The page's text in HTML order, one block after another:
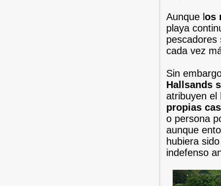
Aunque los
playa
cada vez
Sin
Hallsands
atribuyen el
propias
o persona
aunque
hubiera
indefenso